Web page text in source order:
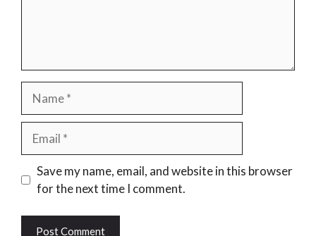
Name
Email
Website
Save my name, email, and website in this browser
for the next time I comment.